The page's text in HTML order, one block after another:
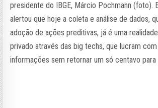
presidente do IBGE, Márcio Pochmann (foto).
alertou que hoje a coleta e análise de dados,
adoção de ações preditivas, já é uma
privado através das big techs, que lucram
informações sem retornar um só centavo para